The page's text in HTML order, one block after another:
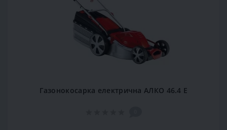
Газонокосарка електрична АЛКО 46.4 Е